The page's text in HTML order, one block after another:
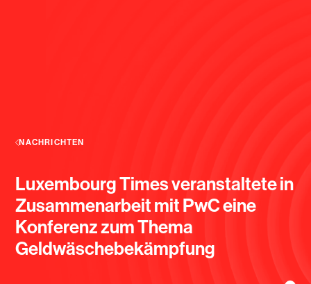
NACHRICHTEN
Luxembourg Times veranstaltete in
Zusammenarbeit mit PwC eine
Konferenz zum Thema
Geldwäschebekämpfung